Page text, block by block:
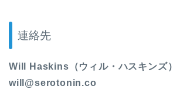
連絡先
Will Haskins（ウィル・ハスキンズ）
will@serotonin.co